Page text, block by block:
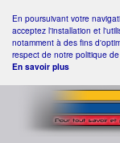
En poursuivant votre
acceptez l'installation et
notamment à des fins
respect de notre politique
En savoir plus